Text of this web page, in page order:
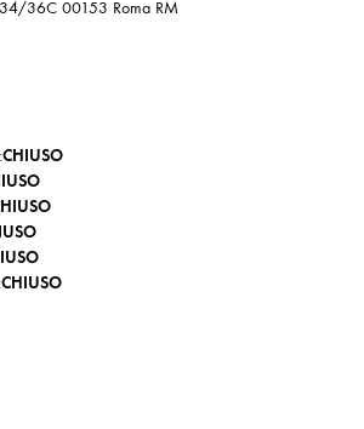
36C 00153 Roma RM
CHIUSO
CHIUSO